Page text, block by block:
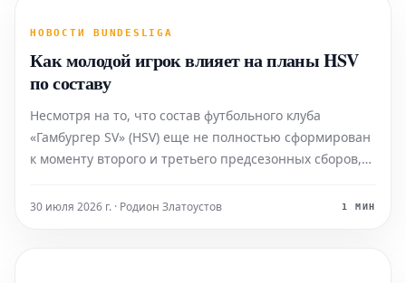
НОВОСТИ BUNDESLIGA
Как молодой игрок влияет на планы HSV
по составу
Несмотря на то, что состав футбольного клуба
«Гамбургер SV» (HSV) еще не полностью сформирован
к моменту второго и третьего предсезонных сборов,
снять некоторые вопросы, касающиеся его
30 июля 2026 г. · Родион Златоустов 1 МИН